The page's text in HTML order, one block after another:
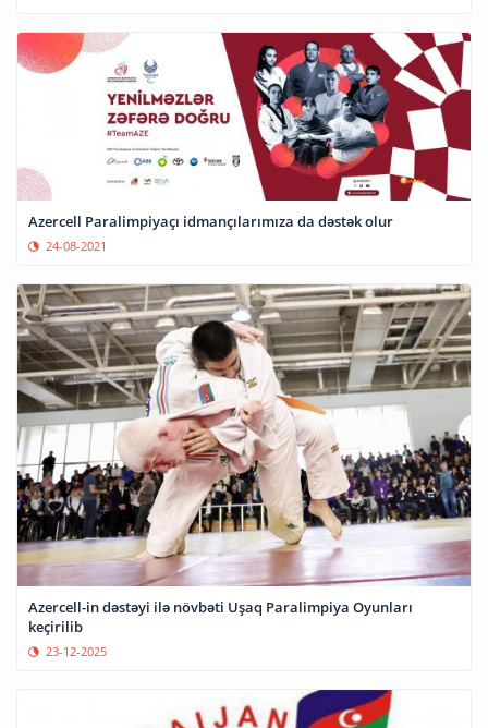
Azercell Paralimpiyaçı idmançılarımıza da dəstək olur
24-08-2021
Azercell-in dəstəyi ilə növbəti Uşaq Paralimpiya Oyunları
keçirilib
23-12-2025